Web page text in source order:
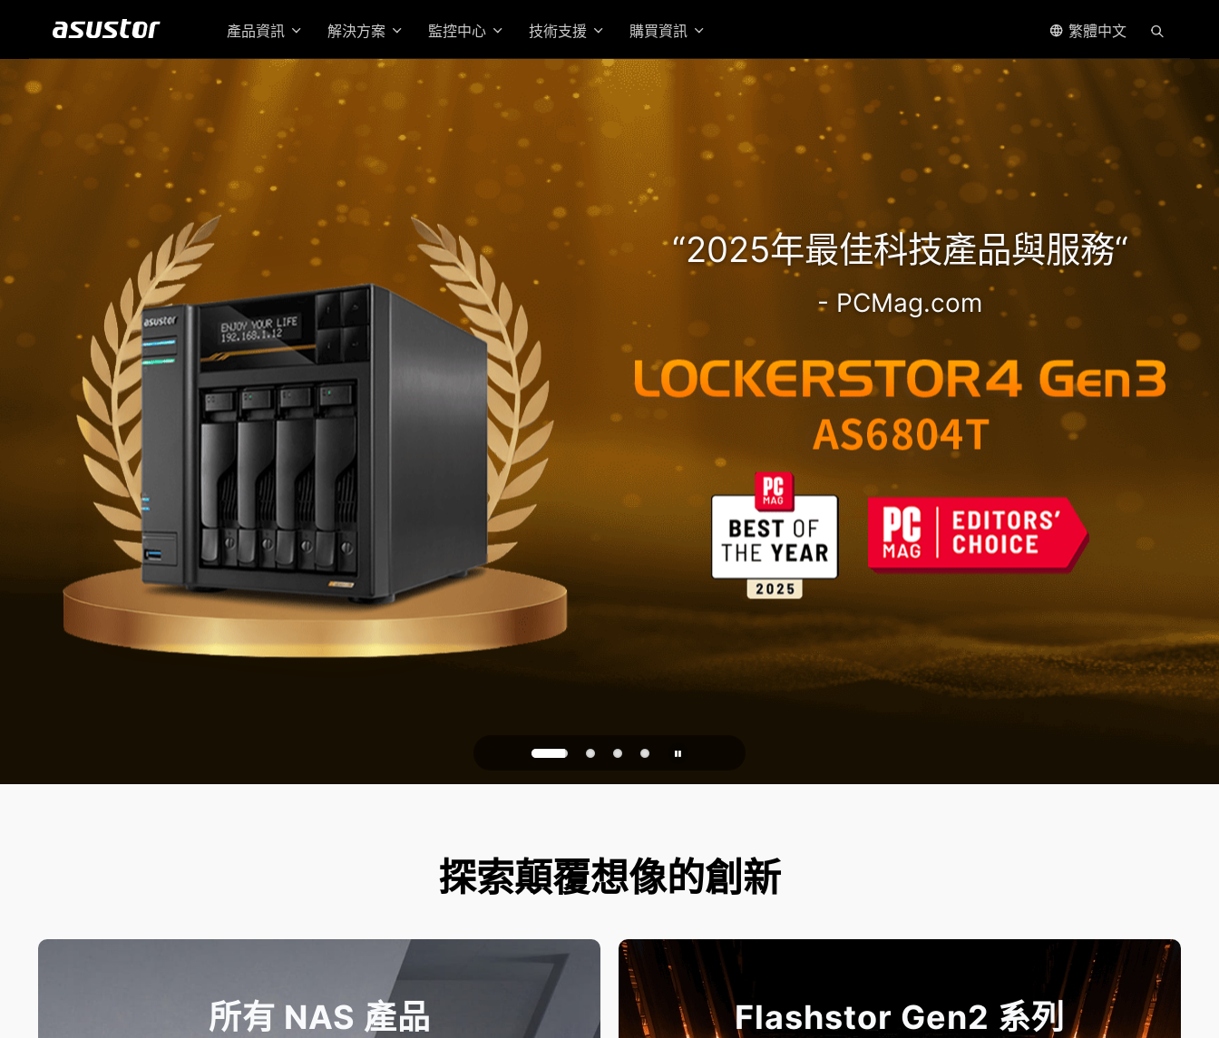
產品資訊 解決方案 監控中心 技術支援 購買資訊 繁體中文
“2025年最佳科技產品與服務“
- PCMag.com
搭載高效 AMD Ryzen 7 Pro 處理器
的機架式企業級旗艦 NAS
入門首選高性價 2.5GbE NAS
家庭與辦公室的可靠儲存
PQC Ready
防禦未來的量子攻擊
探索顛覆想像的創新
所有 NAS 產品 Flashstor Gen2 系列